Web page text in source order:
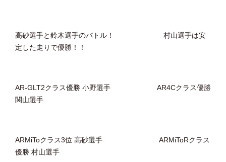
高砂選手と鈴木選手のバトル！ 村山選手は安
定した走りで優勝！！
AR-GLT2クラス優勝 小野選手 AR4Cクラス優勝
関山選手
ARMiToクラス3位 高砂選手 ARMiToRクラス
優勝 村山選手